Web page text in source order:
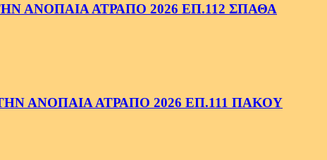
ΑΝΟΠΑΙΑ ΑΤΡΑΠΟ 2026 ΕΠ.112 ΣΠΑΘΑ
ΑΝΟΠΑΙΑ ΑΤΡΑΠΟ 2026 ΕΠ.111 ΠΑΚΟΥ